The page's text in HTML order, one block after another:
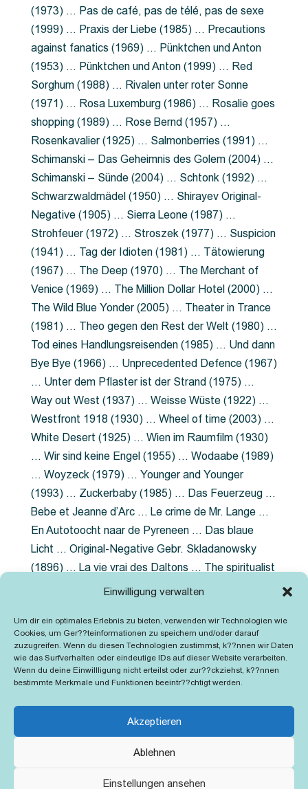
Einwilligung verwalten
Um dir ein optimales Erlebnis zu bieten, verwenden wir Technologien wie
Cookies, um Ger??teinformationen zu speichern und/oder darauf
zuzugreifen. Wenn du diesen Technologien zustimmst, k??nnen wir Daten
wie das Surfverhalten oder eindeutige IDs auf dieser Website verarbeiten.
Wenn du deine Einwillligung nicht erteilst oder zur??ckziehst, k??nnen
bestimmte Merkmale und Funktionen beeintr??chtigt werden.
Akzeptieren
Ablehnen
Einstellungen ansehen
(1973) … Pas de café, pas de télé, pas de sexe
(1999) … Praxis der Liebe (1985) … Precautions
against fanatics (1969) … Pünktchen und Anton
(1953) … Pünktchen und Anton (1999) … Red
Sorghum (1988) … Rivalen unter roter Sonne
(1971) … Rosa Luxemburg (1986) … Rosalie goes
shopping (1989) … Rose Bernd (1957) …
Rosenkavalier (1925) … Salmonberries (1991) …
Schimanski – Das Geheimnis des Golem (2004) …
Schimanski – Sünde (2004) … Schtonk (1992) …
Schwarzwaldmädel (1950) … Shirayev Original-
Negative (1905) … Sierra Leone (1987) …
Strohfeuer (1972) … Stroszek (1977) … Suspicion
(1941) … Tag der Idioten (1981) … Tätowierung
(1967) … The Deep (1970) … The Merchant of
Venice (1969) … The Million Dollar Hotel (2000) …
The Wild Blue Yonder (2005) … Theater in Trance
(1981) … Theo gegen den Rest der Welt (1980) …
Tod eines Handlungsreisenden (1985) … Und dann
Bye Bye (1966) … Unprecedented Defence (1967)
… Unter dem Pflaster ist der Strand (1975) …
Way out West (1937) … Weisse Wüste (1922) …
Westfront 1918 (1930) … Wheel of time (2003) …
White Desert (1925) … Wien im Raumfilm (1930)
… Wir sind keine Engel (1955) … Wodaabe (1989)
… Woyzeck (1979) … Younger and Younger
(1993) … Zuckerbaby (1985) … Das Feuerzeug …
Bebe et Jeanne d’Arc … Le crime de Mr. Lange …
En Autotoocht naar de Pyreneen … Das blaue
Licht … Original-Negative Gebr. Skladanowsky
(1896) … La vie vrai des Daltons … The spiritualist
photographer … Feuer im Fjord … The Song of the
Grubenlampe … Tolstoy … Grün ist die Heide …
Lady Hamilton … Mütter verzaget nicht …
Ruttmann Werbefilme